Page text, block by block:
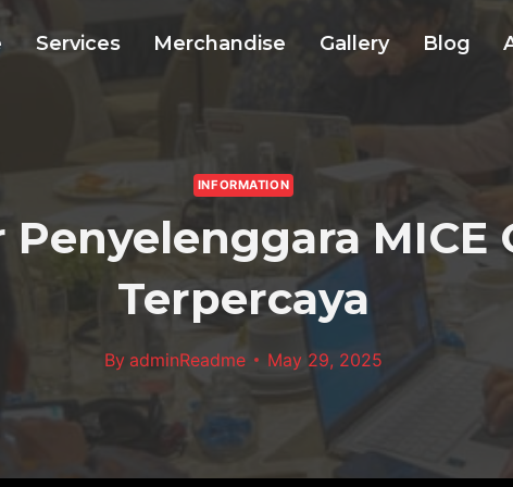
Services Merchandise Gallery Blog
INFORMATION
Penyelenggara MICE
Terpercaya
By adminReadme May 29, 2025